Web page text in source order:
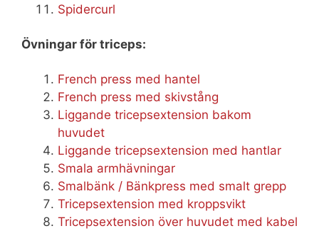
Spidercurl
Övningar för triceps:
French press med hantel
French press med skivstång
Liggande tricepsextension bakom
huvudet
Liggande tricepsextension med hantlar
Smala armhävningar
Smalbänk / Bänkpress med smalt grepp
Tricepsextension med kroppsvikt
Tricepsextension över huvudet med kabel